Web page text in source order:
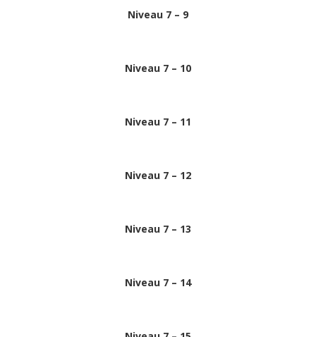
Niveau 7 – 9
Niveau 7 – 10
Niveau 7 – 11
Niveau 7 – 12
Niveau 7 – 13
Niveau 7 – 14